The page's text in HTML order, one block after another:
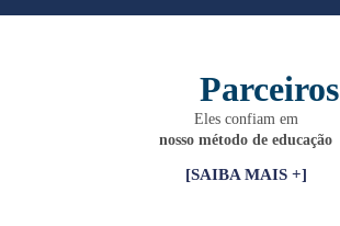
Parceiros
Eles confiam em
nosso método de educação
[SAIBA MAIS +]